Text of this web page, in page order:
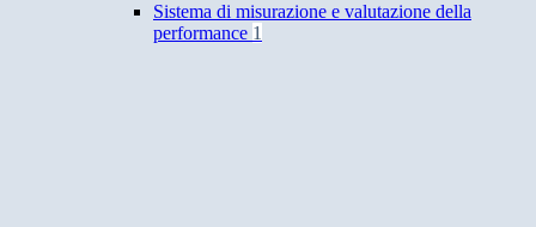
Sistema di misurazione e valutazione della
performance 1